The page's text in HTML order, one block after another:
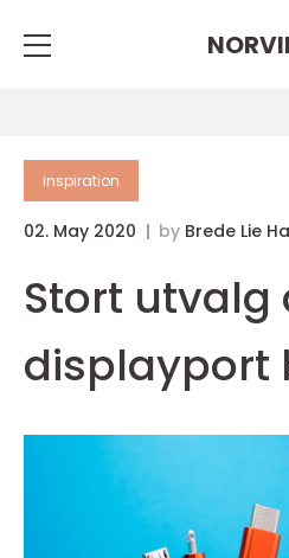
inspiration
02. May 2020 by Brede Lie
Stort utvalg
displayport